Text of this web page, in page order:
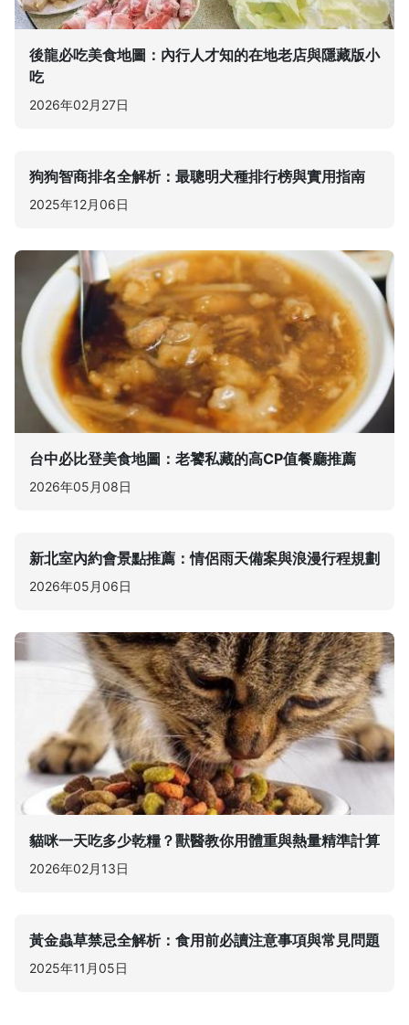
後龍必吃美食地圖：內行人才知的在地老店與隱藏版小
吃
2026年02月27日
狗狗智商排名全解析：最聰明犬種排行榜與實用指南
2025年12月06日
台中必比登美食地圖：老饕私藏的高CP值餐廳推薦
2026年05月08日
新北室內約會景點推薦：情侶雨天備案與浪漫行程規劃
2026年05月06日
貓咪一天吃多少乾糧？獸醫教你用體重與熱量精準計算
2026年02月13日
黃金蟲草禁忌全解析：食用前必讀注意事項與常見問題
2025年11月05日